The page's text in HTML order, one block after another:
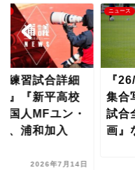
練習試合詳細
』『新平高校
国人MFユン・
、浦和加入
2026年7月14日
ニュース
『
集合
試合
画』